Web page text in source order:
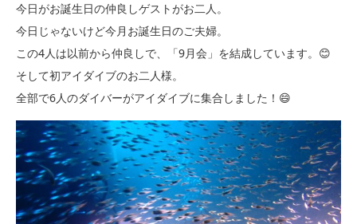
今日がお誕生日の仲良しゲストがお二人。
今日じゃないけど今月お誕生日のご夫婦。
この4人は以前から仲良しで、「9月会」を結成しています。😊
そして初アイダイブのお二人様。
全部で6人のダイバーがアイダイブに集合しました！😄